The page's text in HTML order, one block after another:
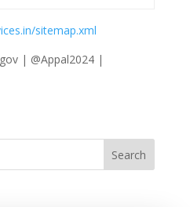
sitemap.xml
| @Appal2024 |
Search